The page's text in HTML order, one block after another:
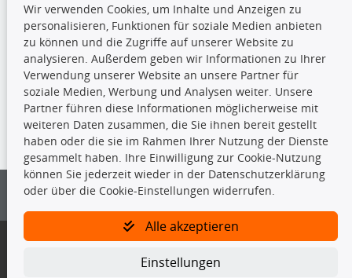
TecDoc Inside
Die hier angezeigten Daten insbesondere die gesamte Datenbank dürfen
nicht kopiert werden.
Es ist zu unterlassen, die Daten oder die gesamte Datenbank ohne
vorherige Zustimmung von TecDoc zu vervielfältigen, zu verbreiten
und/oder diese Handlungen durch Dritte ausführen zu lassen. Ein
Bitte prüfen Sie, ob das über unseren Onlineshop identifizierte Ersatzteil
Gegebenenfalls sind ergänzende Informationen notwendig, um
Wir verwenden Cookies, um Inhalte und Anzeigen zu
personalisieren, Funktionen für soziale Medien anbieten
zu können und die Zugriffe auf unserer Website zu
analysieren. Außerdem geben wir Informationen zu Ihrer
Verwendung unserer Website an unsere Partner für
soziale Medien, Werbung und Analysen weiter. Unsere
Partner führen diese Informationen möglicherweise mit
weiteren Daten zusammen, die Sie ihnen bereit gestellt
haben oder die sie im Rahmen Ihrer Nutzung der Dienste
gesammelt haben. Ihre Einwilligung zur Cookie-Nutzung
können Sie jederzeit wieder in der Datenschutzerklärung
oder über die Cookie-Einstellungen widerrufen.
Alle akzeptieren
Einstellungen